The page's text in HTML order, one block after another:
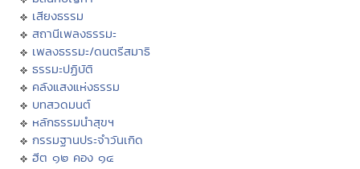
เสียงธรรม
สถานีเพลงธรรมะ
เพลงธรรมะ/ดนตรีสมาธิ
ธรรมะปฏิบัติ
คลังแสงแห่งธรรม
บทสวดมนต์
หลักธรรมนำสุขฯ
กรรมฐานประจำวันเกิด
ฮีต ๑๒ คอง ๑๔